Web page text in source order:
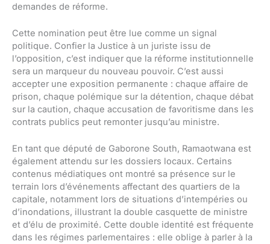
demandes de réforme.
Cette nomination peut être lue comme un signal
politique. Confier la Justice à un juriste issu de
l’opposition, c’est indiquer que la réforme institutionnelle
sera un marqueur du nouveau pouvoir. C’est aussi
accepter une exposition permanente : chaque affaire de
prison, chaque polémique sur la détention, chaque débat
sur la caution, chaque accusation de favoritisme dans les
contrats publics peut remonter jusqu’au ministre.
En tant que député de Gaborone South, Ramaotwana est
également attendu sur les dossiers locaux. Certains
contenus médiatiques ont montré sa présence sur le
terrain lors d’événements affectant des quartiers de la
capitale, notamment lors de situations d’intempéries ou
d’inondations, illustrant la double casquette de ministre
et d’élu de proximité. Cette double identité est fréquente
dans les régimes parlementaires : elle oblige à parler à la